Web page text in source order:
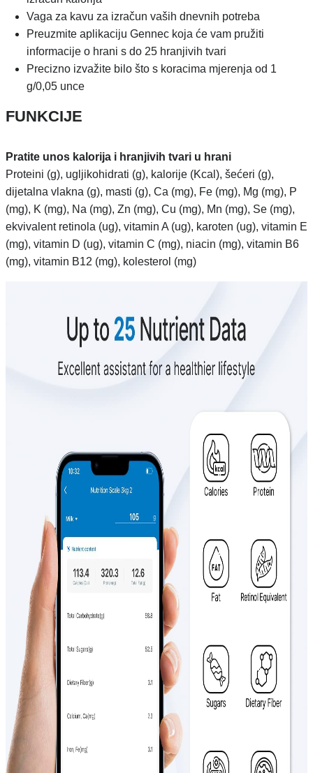
Vaga za kavu za izračun vaših dnevnih potreba
Preuzmite aplikaciju Gennec koja će vam pružiti
informacije o hrani s do 25 hranjivih tvari
Precizno izvažite bilo što s koracima mjerenja od 1
g/0,05 unce
FUNKCIJE
Pratite unos kalorija i hranjivih tvari u hrani
Proteini (g), ugljikohidrati (g), kalorije (Kcal), šećeri (g),
dijetalna vlakna (g), masti (g), Ca (mg), Fe (mg), Mg (mg), P
(mg), K (mg), Na (mg), Zn (mg), Cu (mg), Mn (mg), Se (mg),
ekvivalent retinola (ug), vitamin A (ug), karoten (ug), vitamin E
(mg), vitamin D (ug), vitamin C (mg), niacin (mg), vitamin B6
(mg), vitamin B12 (mg), kolesterol (mg)